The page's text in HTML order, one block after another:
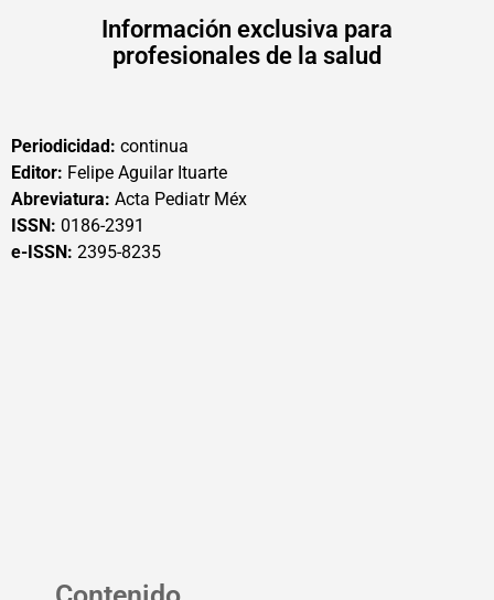
Información exclusiva para
profesionales de la salud
Periodicidad: continua
Editor: Felipe Aguilar Ituarte
Abreviatura: Acta Pediatr Méx
ISSN: 0186-2391
e-ISSN: 2395-8235